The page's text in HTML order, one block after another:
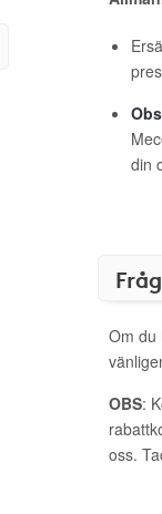
din
Om du
OBS:
oss.